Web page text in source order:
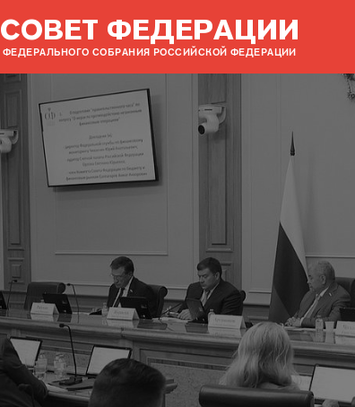
СОВЕТ ФЕДЕРАЦИИ
ФЕДЕРАЛЬНОГО СОБРАНИЯ РОССИЙСКОЙ ФЕДЕРАЦИИ